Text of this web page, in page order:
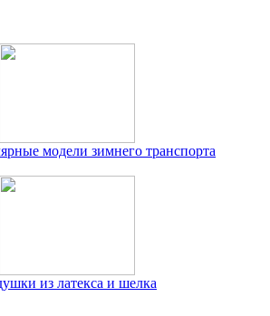
модели зимнего транспорта
из латекса и шелка